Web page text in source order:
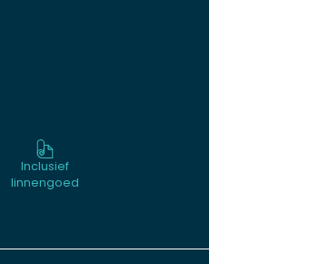
Inclusief
linnengoed